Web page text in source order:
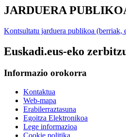
JARDUERA
Kontsultatu jarduera publikoa (berriak,
Euskadi.eus-eko
Informazio orokorra
Kontaktua
Web-mapa
Erabilerraztasuna
Egoitza Elektronikoa
Lege informazioa
Cookie politika